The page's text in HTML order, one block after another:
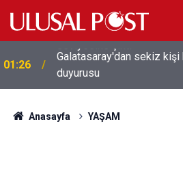
01:26
Galatasaray'dan sekiz kişi
duyurusu
Anasayfa YAŞAM